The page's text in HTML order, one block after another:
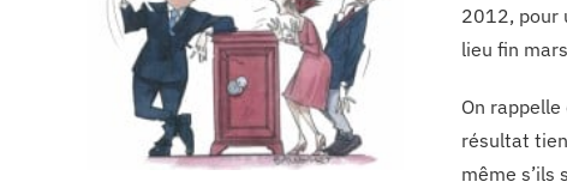
2012, pour
lieu fin
On
résultat
même s’ils